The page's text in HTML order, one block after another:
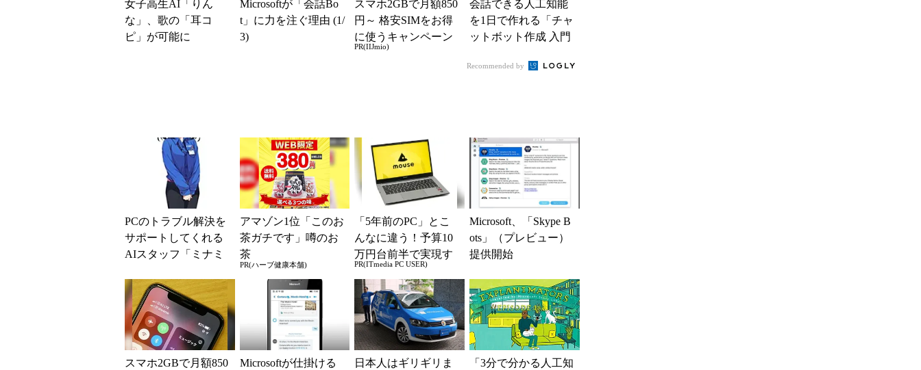
女子高生AI「りん
な」、歌の「耳コ
ピ」が可能に
Microsoftが「会話Bo
t」に力を注ぐ理由 (1/
3)
スマホ2GBで月額850
円～ 格安SIMをお得
に使うキャンペーン
実施中！
PR(IIJmio)
会話できる人工知能
を1日で作れる「チャ
ットボット作成 入門
月18日開催
Recommended by
PCのトラブル解決を
サポートしてくれる
AIスタッフ「ミナミ
アマゾン1位「このお
茶ガチです」噂のお
茶
PR(ハーブ健康本舗)
「5年前のPC」とこ
んなに違う！予算10
万円台前半で実現す
る快適PCライフ
PR(ITmedia PC USER)
Microsoft、「Skype B
ots」（プレビュー）
提供開始
スマホ2GBで月額850
Microsoftが仕掛ける
日本人はギリギリま
「3分で分かる人工知